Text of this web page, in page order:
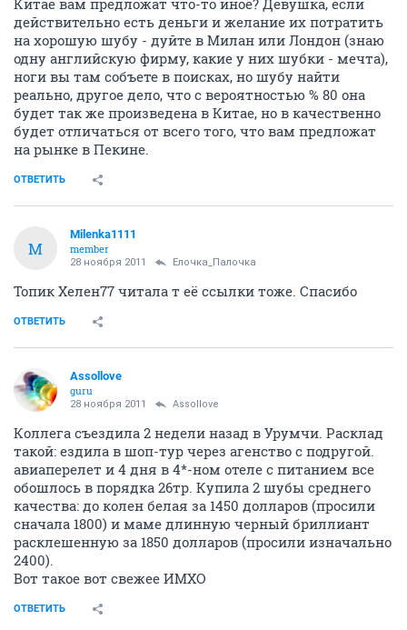
Китае вам предложат что-то иное? Девушка, если
действительно есть деньги и желание их потратить
на хорошую шубу - дуйте в Милан или Лондон (знаю
одну английскую фирму, какие у них шубки - мечта),
ноги вы там собъете в поисках, но шубу найти
реально, другое дело, что с вероятностью % 80 она
будет так же произведена в Китае, но в качественно
будет отличаться от всего того, что вам предложат
на рынке в Пекине.
ОТВЕТИТЬ
M
Milenka1111
member
28 ноября 2011 Ёлочка_Палочка
Топик Хелен77 читала т её ссылки тоже. Спасибо
ОТВЕТИТЬ
Assollove
guru
28 ноября 2011 Assollove
Коллега съездила 2 недели назад в Урумчи. Расклад
такой: ездила в шоп-тур через агенство с подругой.
авиаперелет и 4 дня в 4*-ном отеле с питанием все
обошлось в порядка 26тр. Купила 2 шубы среднего
качества: до колен белая за 1450 долларов (просили
сначала 1800) и маме длинную черный бриллиант
расклешенную за 1850 долларов (просили изначально
2400).
Вот такое вот свежее ИМХО
ОТВЕТИТЬ